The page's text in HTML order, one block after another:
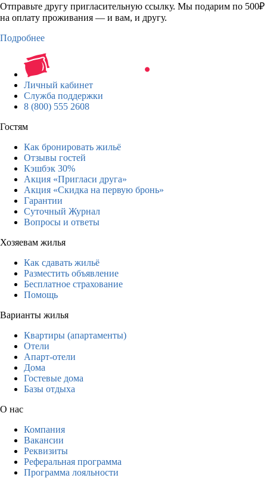
Отправьте другу пригласительную ссылку. Мы подарим по 500₽
на оплату проживания — и вам, и другу.
Подробнее
Личный кабинет
Служба поддержки
8 (800) 555 2608
Гостям
Как бронировать жильё
Отзывы гостей
Кэшбэк 30%
Акция «Пригласи друга»
Акция «Скидка на первую бронь»
Гарантии
Суточный Журнал
Вопросы и ответы
Хозяевам жилья
Как сдавать жильё
Разместить объявление
Бесплатное страхование
Помощь
Варианты жилья
Квартиры (апартаменты)
Отели
Апарт-отели
Дома
Гостевые дома
Базы отдыха
О нас
Компания
Вакансии
Реквизиты
Реферальная программа
Программа лояльности